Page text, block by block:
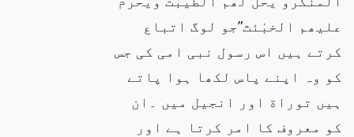
علیھم الخبٰئث”جو لوگ اتباع
کرتے ہیں اس رسول نبی امی کی جس
کو وہ اپنے پاس لکھا ہوا پاتے
ہیں توراة اور انجیل میں ۔ان
کو معروف کا امر کرتا ہے اور